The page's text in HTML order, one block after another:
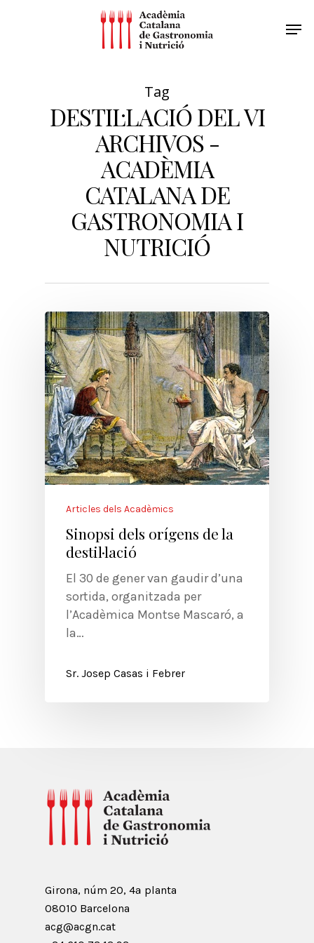
Tag
DESTIL·LACIÓ DEL VI
ARCHIVOS -
ACADÈMIA
CATALANA DE
GASTRONOMIA I
NUTRICIÓ
Articles dels Acadèmics
Sinopsi dels orígens de la
destil·lació
El 30 de gener van gaudir d’una
sortida, organitzada per
l’Acadèmica Montse Mascaró, a
la…
Sr. Josep Casas i Febrer
Girona, núm 20, 4ª planta
08010 Barcelona
acg@acgn.cat